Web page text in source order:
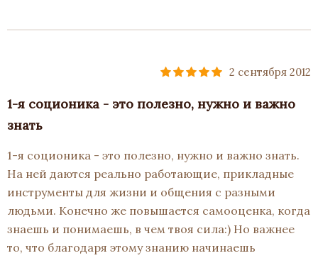
2 сентября 2012
1-я соционика - это полезно, нужно и важно
знать
1-я соционика - это полезно, нужно и важно знать.
На ней даются реально работающие, прикладные
инструменты для жизни и общения с разными
людьми. Конечно же повышается самооценка, когда
знаешь и понимаешь, в чем твоя сила:) Но важнее
то, что благодаря этому знанию начинаешь